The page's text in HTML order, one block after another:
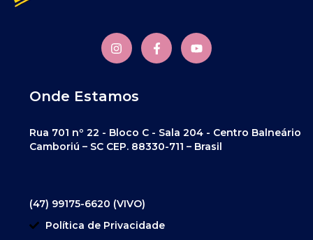
Onde Estamos
Rua 701 nº 22 - Bloco C - Sala 204 - Centro Balneário
Camboriú – SC CEP. 88330-711 – Brasil
(47) 99175-6620 (VIVO)
Política de Privacidade